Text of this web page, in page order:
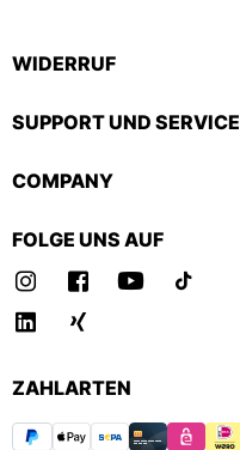
WIDERRUF
SUPPORT UND SERVICE
COMPANY
FOLGE UNS AUF
ZAHLARTEN